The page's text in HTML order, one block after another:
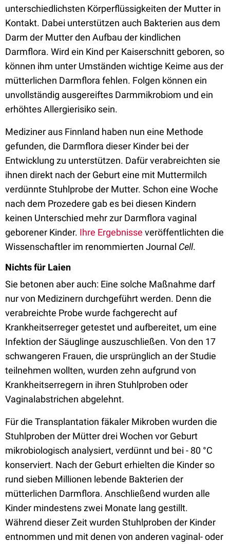
unterschiedlichsten Körperflüssigkeiten der Mutter in
Kontakt. Dabei unterstützen auch Bakterien aus dem
Darm der Mutter den Aufbau der kindlichen
Darmflora. Wird ein Kind per Kaiserschnitt geboren, so
können ihm unter Umständen wichtige Keime aus der
mütterlichen Darmflora fehlen. Folgen können ein
unvollständig ausgereiftes Darmmikrobiom und ein
erhöhtes Allergierisiko sein.
Mediziner aus Finnland haben nun eine Methode
gefunden, die Darmflora dieser Kinder bei der
Entwicklung zu unterstützen. Dafür verabreichten sie
ihnen direkt nach der Geburt eine mit Muttermilch
verdünnte Stuhlprobe der Mutter. Schon eine Woche
nach dem Prozedere gab es bei diesen Kindern
keinen Unterschied mehr zur Darmflora vaginal
geborener Kinder. Ihre Ergebnisse veröffentlichten die
Wissenschaftler im renommierten Journal Cell.
Nichts für Laien
Sie betonen aber auch: Eine solche Maßnahme darf
nur von Medizinern durchgeführt werden. Denn die
verabreichte Probe wurde fachgerecht auf
Krankheitserreger getestet und aufbereitet, um eine
Infektion der Säuglinge auszuschließen. Von den 17
schwangeren Frauen, die ursprünglich an der Studie
teilnehmen wollten, wurden zehn aufgrund von
Krankheitserregern in ihren Stuhlproben oder
Vaginalabstrichen abgelehnt.
Für die Transplantation fäkaler Mikroben wurden die
Stuhlproben der Mütter drei Wochen vor Geburt
mikrobiologisch analysiert, verdünnt und bei - 80 °C
konserviert. Nach der Geburt erhielten die Kinder so
rund sieben Millionen lebende Bakterien der
mütterlichen Darmflora. Anschließend wurden alle
Kinder mindestens zwei Monate lang gestillt.
Während dieser Zeit wurden Stuhlproben der Kinder
entnommen und mit denen von anderen vaginal- oder